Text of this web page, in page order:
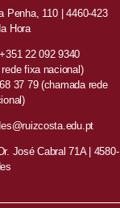
Penha, 110 |4460-423
Hora
+351 22 092 9340
fixa nacional)
37 79(chamada rede
José Cabral 71A | 4580-